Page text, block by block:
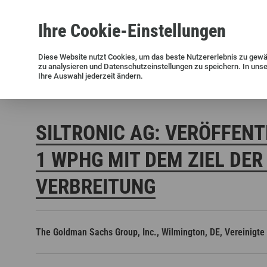
Siliziumwafer
Siltronic AG
Nachhaltigkeit
Erfolgsgeschichten
Offene Stellen in den USA
Investor Relations
Presseinformationen
Aktuelle Meldungen und Archiv
SILTRONIC AG:
WPHG MIT DEM ZIEL DER
ERBREITUNG
The Goldman Sachs Group, Inc., Wilmington, DE,
Ihre Cookie-Einstellungen
Diese Website nutzt Cookies, um das beste Nutzererlebnis zu
zu analysieren und Datenschutzeinstellungen zu speichern. In
Ihre Auswahl jederzeit ändern.